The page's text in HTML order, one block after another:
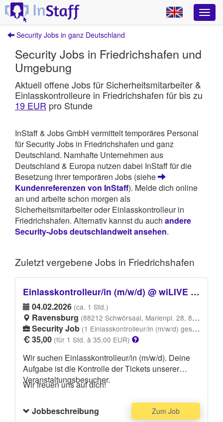
Security Jobs in ganz Deutschland
Security Jobs in Friedrichshafen und
Umgebung
Aktuell offene Jobs für Sicherheitsmitarbeiter &
Einlasskontrolleure in Friedrichshafen für bis zu
19 EUR pro Stunde
InStaff & Jobs GmbH vermittelt temporäres Personal
für Security Jobs in Friedrichshafen und ganz
Deutschland. Namhafte Unternehmen aus
Deutschland & Europa nutzen dabei InStaff für die
Besetzung ihrer temporären Jobs (siehe
Kundenreferenzen von InStaff). Melde dich online
an und arbeite schon morgen als
Sicherheitsmitarbeiter oder Einlasskontrolleur in
Friedrichshafen. Alternativ kannst du auch andere
Security-Jobs deutschlandweit ansehen.
Zuletzt vergebene Jobs in Friedrichshafen
Einlasskontrolleur/in (m/w/d) @ wiLIVE Indien Einlasspersonal
04.02.2026 (ca. 1 Std.)
Ravensburg (88212 Schwörsaal, Marienpl. 28, 88212 Ravensburg)
Security Job (1 Einlasskontrolleur/in (m/w/d) gesucht)
35,00 (für 1 Std. à 35,00 EUR)
Wir suchen Einlasskontrolleur/in (m/w/d). Deine
Aufgabe ist die Kontrolle der Tickets unserer
Veranstaltungsbesucher.
Wir freuen uns auf dich!
Jobbeschreibung Zum Job